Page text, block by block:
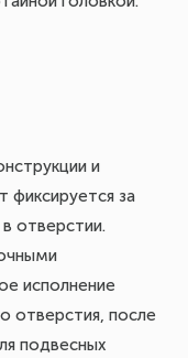
и
фиксируется за
отверстии.
исполнение
отверстия, после
подвесных